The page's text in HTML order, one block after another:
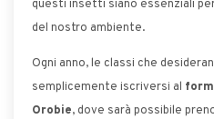
questi insetti siano essenziali
del nostro ambiente.
Ogni anno, le classi che
semplicemente iscriversi al
Orobie, dove sarà possibile